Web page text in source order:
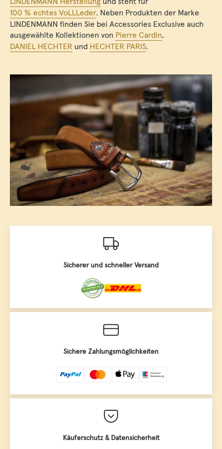
100 % echtes VoLLLeder. Neben Produkten der Marke
LINDENMANN finden Sie bei Accessories Exclusive auch
ausgewählte Kollektionen von Pierre Cardin,
DANIEL HECHTER und HECHTER PARIS.
Sicherer und schneller Versand
Sichere Zahlungsmöglichkeiten
Käuferschutz & Datensicherheit